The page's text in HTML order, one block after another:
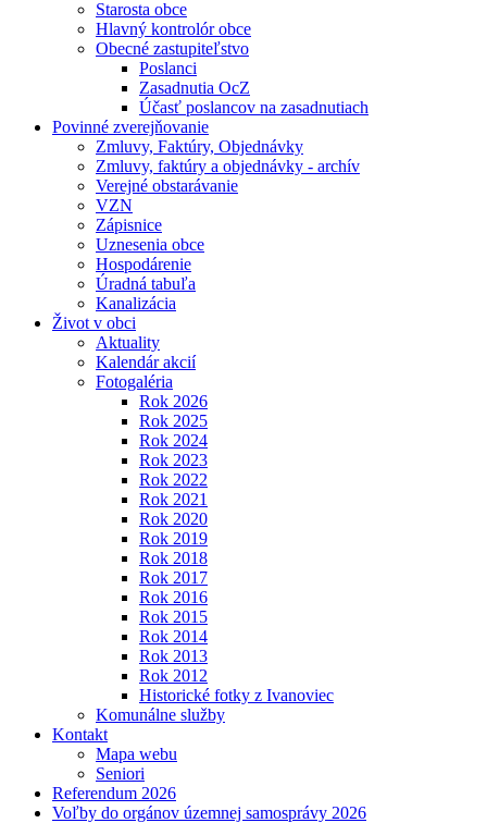
Starosta obce
Hlavný kontrolór obce
Obecné zastupiteľstvo
Poslanci
Zasadnutia OcZ
Účasť poslancov na zasadnutiach
Povinné zverejňovanie
Zmluvy, Faktúry, Objednávky
Zmluvy, faktúry a objednávky - archív
Verejné obstarávanie
VZN
Zápisnice
Uznesenia obce
Hospodárenie
Úradná tabuľa
Kanalizácia
Život v obci
Aktuality
Kalendár akcií
Fotogaléria
Rok 2026
Rok 2025
Rok 2024
Rok 2023
Rok 2022
Rok 2021
Rok 2020
Rok 2019
Rok 2018
Rok 2017
Rok 2016
Rok 2015
Rok 2014
Rok 2013
Rok 2012
Historické fotky z Ivanoviec
Komunálne služby
Kontakt
Mapa webu
Seniori
Referendum 2026
Voľby do orgánov územnej samosprávy 2026